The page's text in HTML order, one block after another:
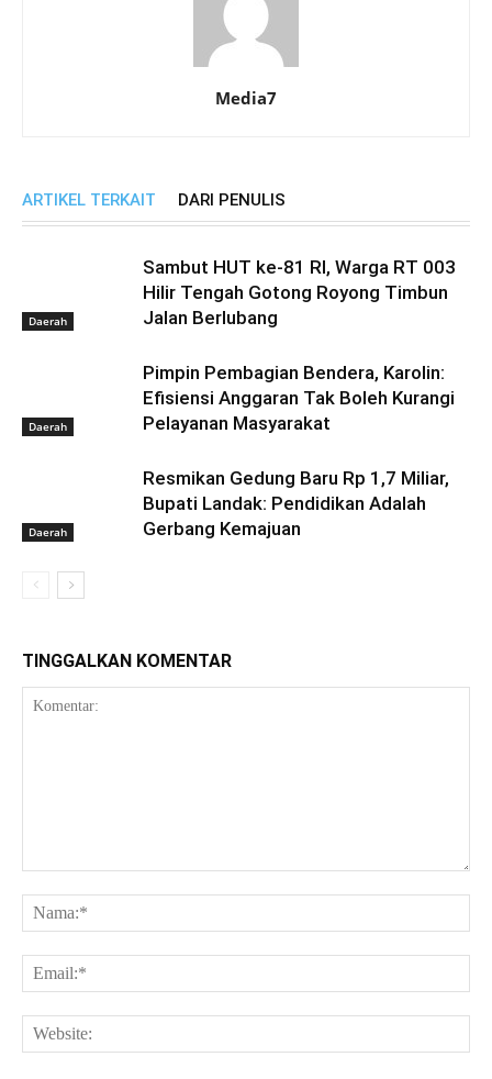
Media7
ARTIKEL TERKAIT DARI PENULIS
Daerah
Sambut HUT ke-81 RI, Warga RT 003
Hilir Tengah Gotong Royong Timbun
Jalan Berlubang
Daerah
Pimpin Pembagian Bendera, Karolin:
Efisiensi Anggaran Tak Boleh Kurangi
Pelayanan Masyarakat
Daerah
Resmikan Gedung Baru Rp 1,7 Miliar,
Bupati Landak: Pendidikan Adalah
Gerbang Kemajuan
TINGGALKAN KOMENTAR